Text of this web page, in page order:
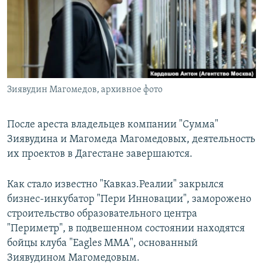
РАСПИСАНИЕ ВЕЩАНИЯ
ПОДПИШИТЕСЬ НА РАССЫЛКУ
СОЦИАЛЬНЫЕ СЕТИ
Все сайты РСЕ/РС
Зиявудин Магомедов, архивное фото
После ареста владельцев компании "Сумма"
Зиявудина и Магомеда Магомедовых, деятельность
их проектов в Дагестане завершаются.
Как стало известно "Кавказ.Реалии" закрылся
бизнес-инкубатор "Пери Инновации", заморожено
строительство образовательного центра
"Периметр", в подвешенном состоянии находятся
бойцы клуба "Eagles MMA", основанный
Зиявудином Магомедовым.